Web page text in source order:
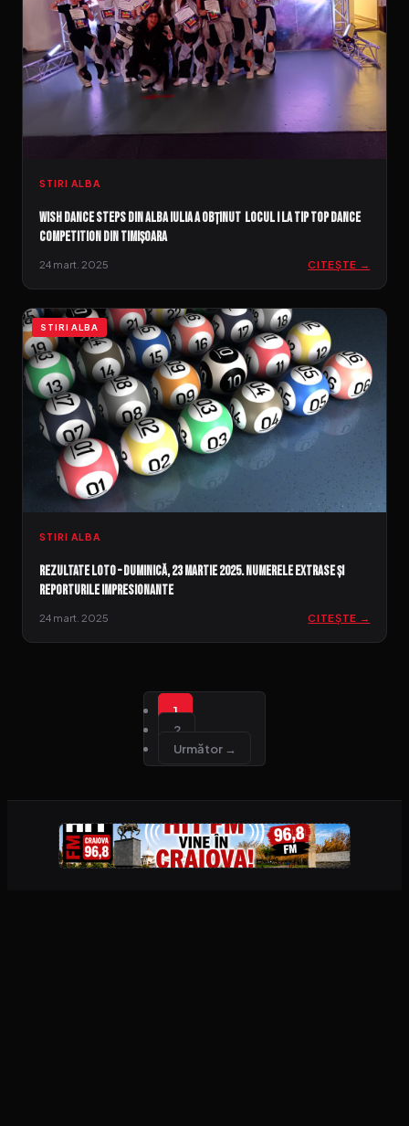
STIRI ALBA
Wish Dance Steps din Alba Iulia a obținut locul I la TIP TOP Dance
Competition din Timișoara
24 mart. 2025 CITEȘTE →
STIRI ALBA
STIRI ALBA
Rezultate LOTO – Duminică, 23 martie 2025. Numerele extrase și
reporturile impresionante
24 mart. 2025 CITEȘTE →
1
2
Următor →
PUBLICITATE